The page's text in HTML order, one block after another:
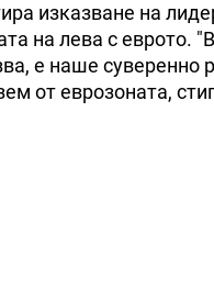
изказване на
на лева с еврото.
е наше
от еврозоната,